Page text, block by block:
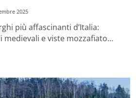
2025
più affascinanti d’Italia:
medievali e viste mozzafiato…